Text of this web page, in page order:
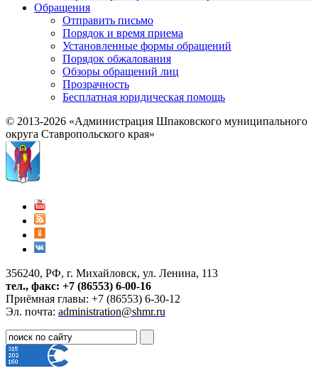
Обращения
Отправить письмо
Порядок и время приема
Установленные формы обращений
Порядок обжалования
Обзоры обращений лиц
Прозрачность
Бесплатная юридическая помощь
© 2013-2026 «Администрация Шпаковского муниципального
округа Ставропольского края»
356240, РФ, г. Михайловск, ул. Ленина, 113
тел., факс: +7 (86553) 6-00-16
Приёмная главы: +7 (86553) 6-30-12
Эл. почта: administration@shmr.ru